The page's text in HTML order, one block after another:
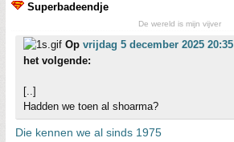
Superbadeendje
De wereld is mijn vijver
Op vrijdag 5 december 2025 20:35
het volgende:
[..]
Hadden we toen al shoarma?
Die kennen we al sinds 1975